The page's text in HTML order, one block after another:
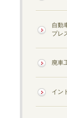
自動
プレ
廃車
イン